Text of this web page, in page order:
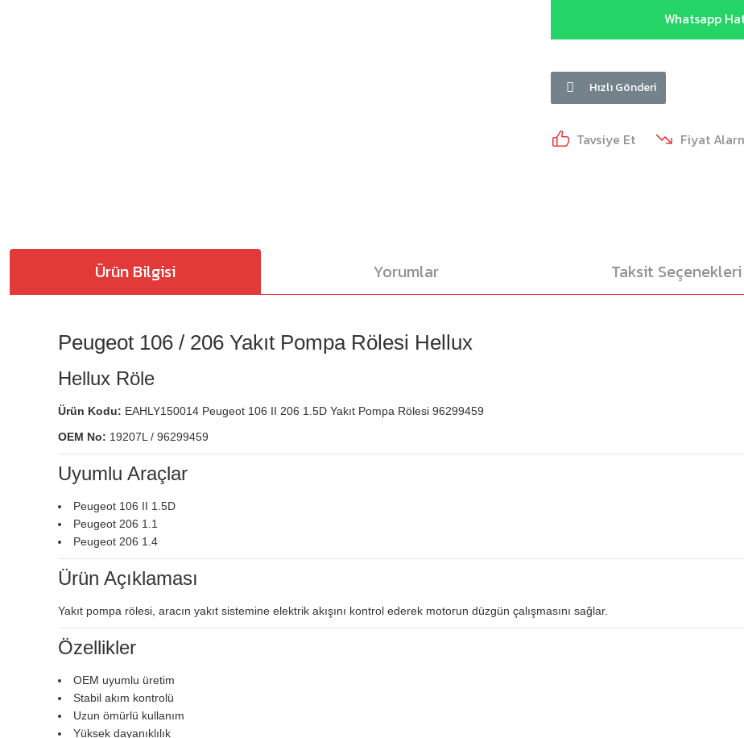
Whatsapp
Hızlı Gönderi
Tavsiye Et Fiyat
Ürün Bilgisi Yorumlar Taksit Seçenekleri
Peugeot 106 / 206 Yakıt Pompa Rölesi Hellux
Hellux Röle
Ürün Kodu: EAHLY150014 Peugeot 106 II 206 1.5D Yakıt Pompa Rölesi 96299459
OEM No: 19207L / 96299459
Uyumlu Araçlar
Peugeot 106 II 1.5D
Peugeot 206 1.1
Peugeot 206 1.4
Ürün Açıklaması
Yakıt pompa rölesi, aracın yakıt sistemine elektrik akışını kontrol ederek motorun düzgün çalışmasını sağlar.
Özellikler
OEM uyumlu üretim
Stabil akım kontrolü
Uzun ömürlü kullanım
Yüksek dayanıklılık